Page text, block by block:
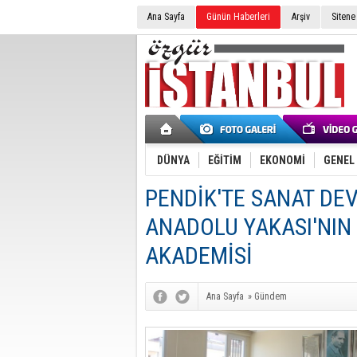
Ana Sayfa Günün Haberleri Arşiv
DÜNYA EĞİTİM EKONOMİ GENEL
PENDİK'TE SANAT
ANADOLU
AKADEMİSİ
Ana Sayfa » Gündem